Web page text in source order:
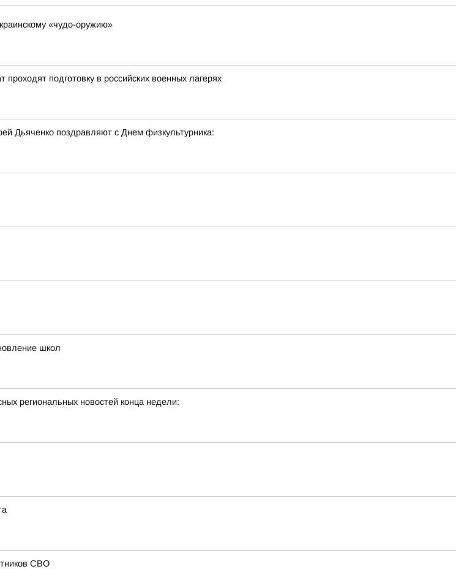
«чудо-оружию»
подготовку в российских военных лагерях
Дьяченко поздравляют с Днем физкультурника:
школ
региональных новостей конца недели:
СВО